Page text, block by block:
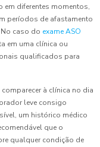
em diferentes momentos,
períodos de afastamento
caso do exame ASO
em uma clínica ou
qualificados para
à clínica no dia
leve consigo
um histórico médico
que o
qualquer condição de